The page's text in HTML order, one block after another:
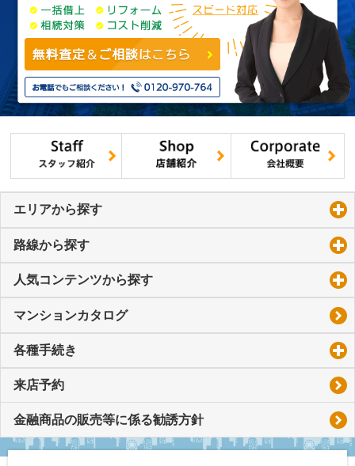
エリアから探す
路線から探す
人気コンテンツから探す
マンションカタログ
各種手続き
来店予約
金融商品の販売等に係る勧誘方針